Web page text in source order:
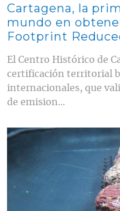
Cartagena, la
mundo en
Footprint
El Centro Histórico de
certificación territorial
internacionales, que
de emision...
Contenido multimedia principal